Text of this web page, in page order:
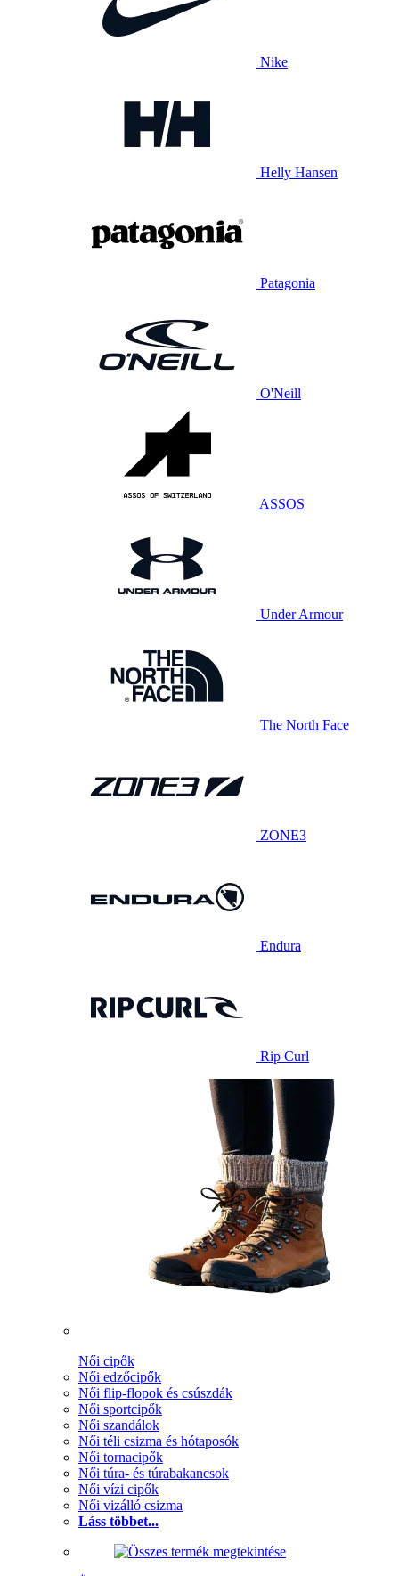
Nike
Helly Hansen
Patagonia
O'Neill
ASSOS
Under Armour
The North Face
ZONE3
Endura
Rip Curl
Női cipők
Női edzőcipők
Női flip-flopok és csúszdák
Női sportcipők
Női szandálok
Női téli csizma és hótaposók
Női tornacipők
Női túra- és túrabakancsok
Női vízi cipők
Női vizálló csizma
Láss többet...